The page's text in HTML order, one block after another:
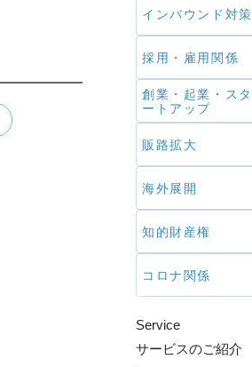
インバウンド対策
採用・雇用関係
創業・起業・スタ
ートアップ
販路拡大
海外展開
知的財産権
コロナ関係
Service
サービスのご紹介